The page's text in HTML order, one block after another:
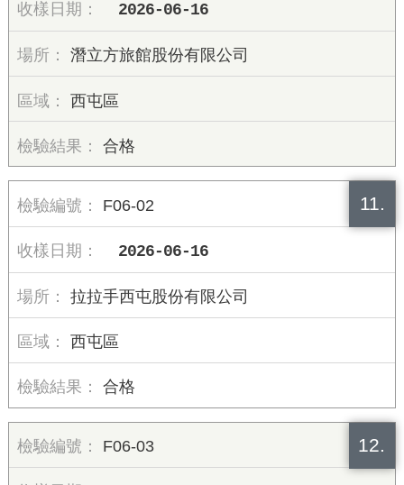
2026-06-16
潛立方旅館股份有限公司
西屯區
合格
11.
F06-02
2026-06-16
拉拉手西屯股份有限公司
西屯區
合格
12.
F06-03